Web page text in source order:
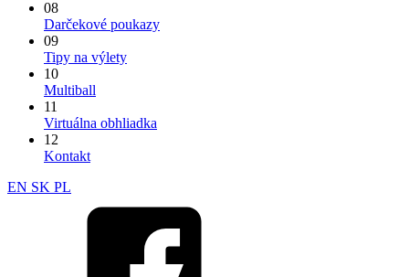
08
Darčekové poukazy
09
Tipy na výlety
10
Multiball
11
Virtuálna obhliadka
12
Kontakt
EN SK PL